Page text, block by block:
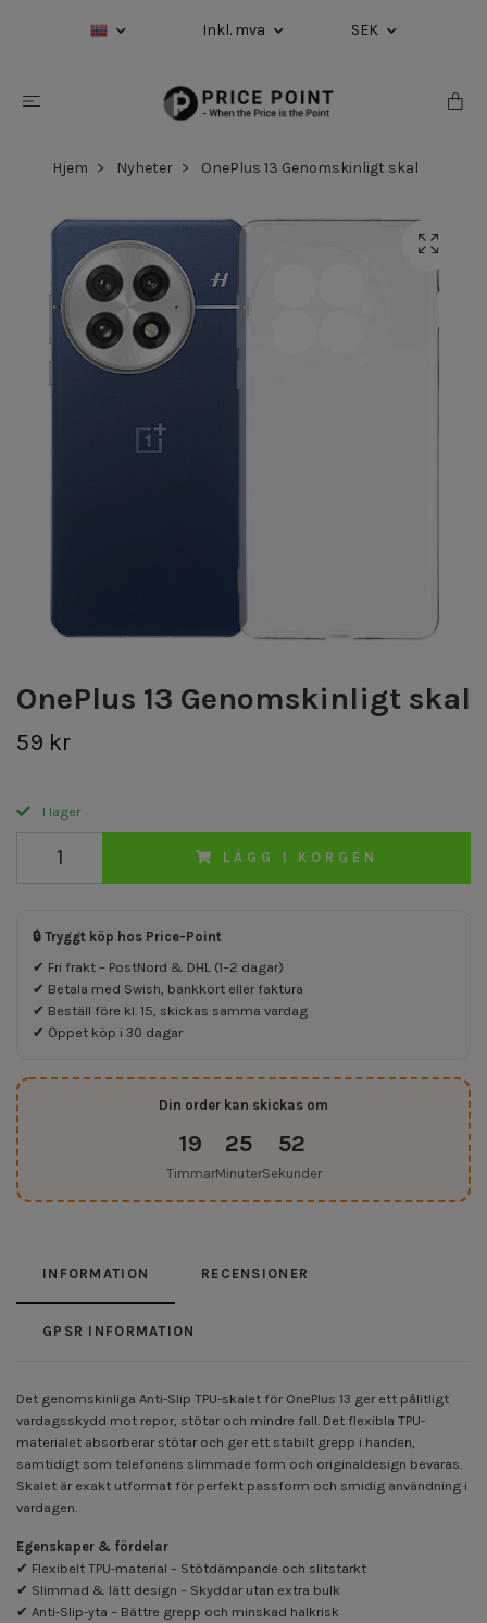
Inkl. mva SEK
Hjem Nyheter OnePlus 13 Genomskinligt skal
OnePlus 13 Genomskinligt skal
59 kr
I lager
LÄGG I KORGEN
🔒 Tryggt köp hos Price-Point
✔ Fri frakt – PostNord & DHL (1–2 dagar)
✔ Betala med Swish, bankkort eller faktura
✔ Beställ före kl. 15, skickas samma vardag
✔ Öppet köp i 30 dagar
Din order kan skickas om
19
Timmar
25
Minuter
51
Sekunder
INFORMATION RECENSIONER
GPSR INFORMATION
Det genomskinliga Anti-Slip TPU-skalet för OnePlus 13 ger ett pålitligt
vardagsskydd mot repor, stötar och mindre fall. Det flexibla TPU-
materialet absorberar stötar och ger ett stabilt grepp i handen,
samtidigt som telefonens slimmade form och originaldesign bevaras.
Skalet är exakt utformat för perfekt passform och smidig användning i
vardagen.
Egenskaper & fördelar
✔ Flexibelt TPU-material – Stötdämpande och slitstarkt
✔ Slimmad & lätt design – Skyddar utan extra bulk
✔ Anti-Slip-yta – Bättre grepp och minskad halkrisk